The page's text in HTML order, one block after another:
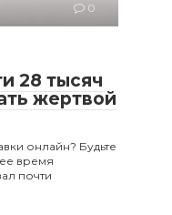
0
28 тысяч
жертвой
онлайн? Будьте
время
почти